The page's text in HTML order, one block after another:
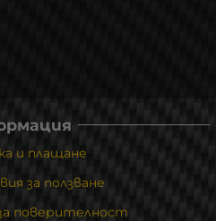
и плащане
за ползване
поверителност